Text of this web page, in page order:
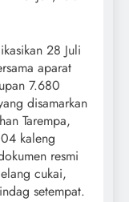
28 Juli
aparat
7.680
disamarkan
Tarempa,
kaleng
resmi
cukai,
setempat.